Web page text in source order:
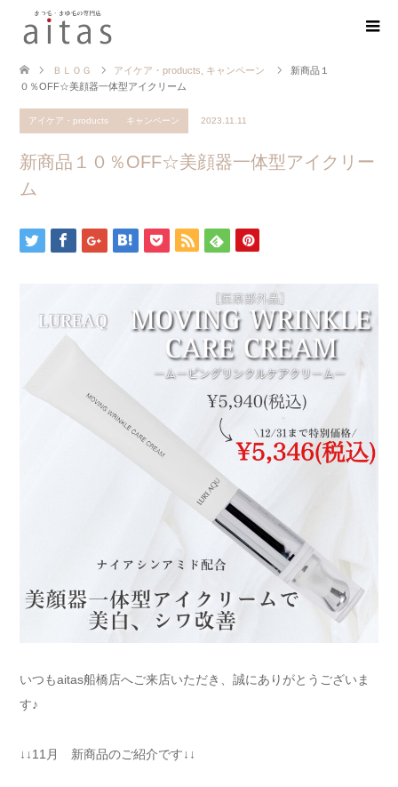
ＢＬＯＧ アイケア・products キャンペーン
新商品１
０％OFF☆美顔器一体型アイクリーム
アイケア・products キャンペーン 2023.11.11
新商品１０％OFF☆美顔器一体型アイクリー
ム
いつもaitas船橋店へご来店いただき、誠にありがとうございま
す♪
↓↓11月 新商品のご紹介です↓↓